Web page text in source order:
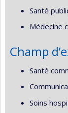
Santé
Médecine
Champ
Santé
Soins